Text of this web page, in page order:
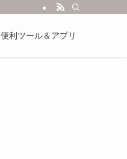
便利ツール＆アプリ